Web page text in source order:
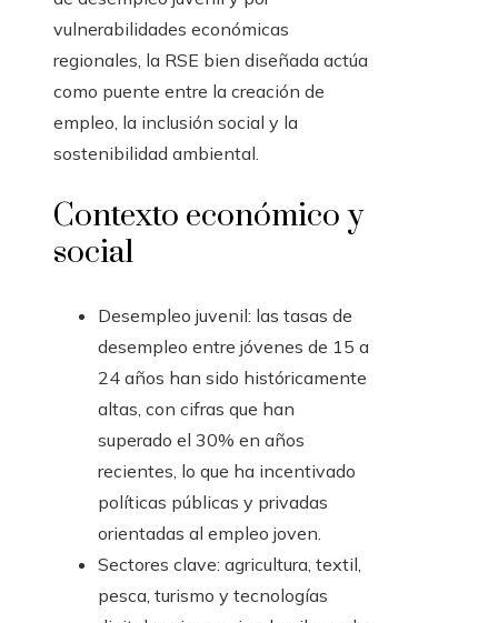
vulnerabilidades económicas
regionales, la RSE bien diseñada actúa
como puente entre la creación de
empleo, la inclusión social y la
sostenibilidad ambiental.
Contexto económico y
social
Desempleo juvenil: las tasas de
desempleo entre jóvenes de 15 a
24 años han sido históricamente
altas, con cifras que han
superado el 30% en años
recientes, lo que ha incentivado
políticas públicas y privadas
orientadas al empleo joven.
Sectores clave: agricultura, textil,
pesca, turismo y tecnologías